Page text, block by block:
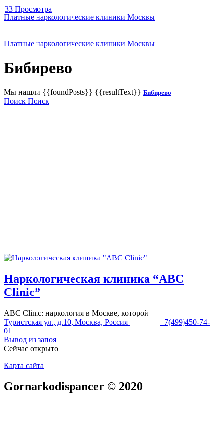
Платные наркологические клиники Москвы
Платные наркологические клиники Москвы
Бибирево
Мы нашли {{foundPosts}} {{resultText}} Бибирево
Поиск Поиск
33 Просмотра
Наркологическая клиника “ABC
Clinic”
ABC Clinic: наркология в Москве, которой
Туристская ул., д.10, Москва, Россия
+7(499)450-74-
01
Вывод из запоя
Сейчас открыто
Карта сайта
Gornarkodispancer © 2020